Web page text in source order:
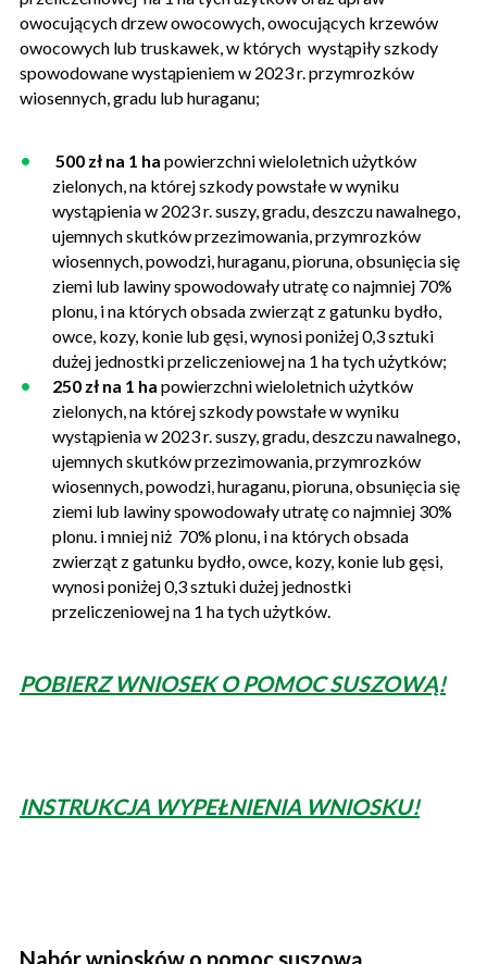
owocujących drzew owocowych, owocujących krzewów
owocowych lub truskawek, w których wystąpiły szkody
spowodowane wystąpieniem w 2023 r. przymrozków
wiosennych, gradu lub huraganu;
500 zł na 1 ha powierzchni wieloletnich użytków
zielonych, na której szkody powstałe w wyniku
wystąpienia w 2023 r. suszy, gradu, deszczu nawalnego,
ujemnych skutków przezimowania, przymrozków
wiosennych, powodzi, huraganu, pioruna, obsunięcia się
ziemi lub lawiny spowodowały utratę co najmniej 70%
plonu, i na których obsada zwierząt z gatunku bydło,
owce, kozy, konie lub gęsi, wynosi poniżej 0,3 sztuki
dużej jednostki przeliczeniowej na 1 ha tych użytków;
250 zł na 1 ha powierzchni wieloletnich użytków
zielonych, na której szkody powstałe w wyniku
wystąpienia w 2023 r. suszy, gradu, deszczu nawalnego,
ujemnych skutków przezimowania, przymrozków
wiosennych, powodzi, huraganu, pioruna, obsunięcia się
ziemi lub lawiny spowodowały utratę co najmniej 30%
plonu. i mniej niż 70% plonu, i na których obsada
zwierząt z gatunku bydło, owce, kozy, konie lub gęsi,
wynosi poniżej 0,3 sztuki dużej jednostki
przeliczeniowej na 1 ha tych użytków.
POBIERZ WNIOSEK O POMOC SUSZOWĄ!
INSTRUKCJA WYPEŁNIENIA WNIOSKU!